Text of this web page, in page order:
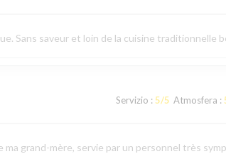
Sans saveur et loin de la cuisine traditionnelle
Servizio : 5/5 Atmosfera :
grand-mère, servie par un personnel très